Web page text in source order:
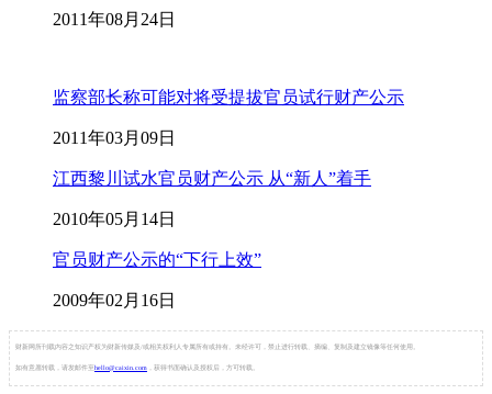
2011年08月24日
监察部长称可能对将受提拔官员试行财产公示
2011年03月09日
江西黎川试水官员财产公示 从“新人”着手
2010年05月14日
官员财产公示的“下行上效”
2009年02月16日
财新网所刊载内容之知识产权为财新传媒及/或相关权利人专属所有或持有。未经许可，禁止进行转载、摘编、复制及建立镜像等任何使用。
如有意愿转载，请发邮件至 hello@caixin.com ，获得书面确认及授权后，方可转载。